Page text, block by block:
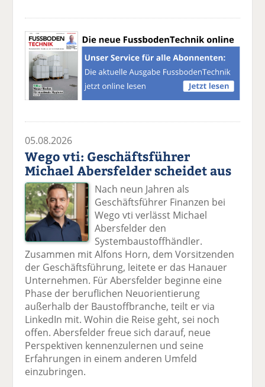
05.08.2026
Wego vti: Geschäftsführer
Michael Abersfelder scheidet aus
Nach neun Jahren als
Geschäftsführer Finanzen bei
Wego vti verlässt Michael
Abersfelder den
Systembaustoffhändler.
Zusammen mit Alfons Horn, dem Vorsitzenden
der Geschäftsführung, leitete er das Hanauer
Unternehmen. Für Abersfelder beginne eine
Phase der beruflichen Neuorientierung
außerhalb der Baustoffbranche, teilt er via
LinkedIn mit. Wohin die Reise geht, sei noch
offen. Abersfelder freue sich darauf, neue
Perspektiven kennenzulernen und seine
Erfahrungen in einem anderen Umfeld
einzubringen.